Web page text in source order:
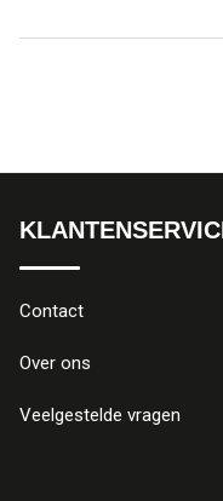
Contact
Over ons
Veelgestelde vragen